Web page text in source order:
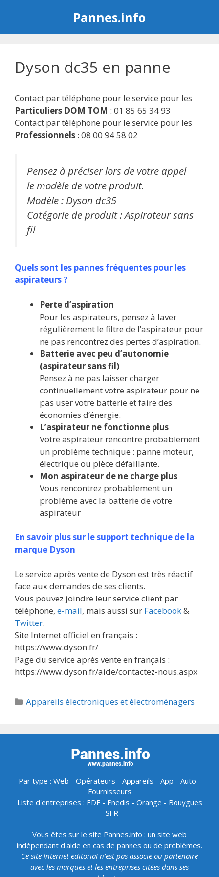
Pannes.info
Dyson dc35 en panne
Contact par téléphone pour le service pour les
Particuliers DOM TOM : 01 85 65 34 93
Contact par téléphone pour le service pour les
Professionnels : 08 00 94 58 02
Pensez à préciser lors de votre appel
le modèle de votre produit.
Modèle : Dyson dc35
Catégorie de produit : Aspirateur sans
fil
Quels sont les pannes fréquentes pour les
aspirateurs ?
Perte d’aspiration
Pour les aspirateurs, pensez à laver
régulièrement le filtre de l’aspirateur pour
ne pas rencontrez des pertes d’aspiration.
Batterie avec peu d’autonomie
(aspirateur sans fil)
Pensez à ne pas laisser charger
continuellement votre aspirateur pour ne
pas user votre batterie et faire des
économies d’énergie.
L’aspirateur ne fonctionne plus
Votre aspirateur rencontre probablement
un problème technique : panne moteur,
électrique ou pièce défaillante.
Mon aspirateur de ne charge plus
Vous rencontrez probablement un
problème avec la batterie de votre
aspirateur
En savoir plus sur le support technique de la
marque Dyson
Le service après vente de Dyson est très réactif
face aux demandes de ses clients.
Vous pouvez joindre leur service client par
téléphone, e-mail, mais aussi sur Facebook&
Twitter.
Site Internet officiel en français :
https://www.dyson.fr/
Page du service après vente en français :
https://www.dyson.fr/aide/contactez-nous.aspx
Catégories
Appareils électroniques et électroménagers
Par type : Web - Opérateurs - Appareils - App - Auto -
Fournisseurs
Liste d'entreprises : EDF- Enedis - Orange - Bouygues
- SFR
Vous êtes sur le site Pannes.info : un site web
indépendant d'aide en cas de pannes ou de problèmes.
Ce site Internet éditorial n'est pas associé ou partenaire
avec les marques et les entreprises citées dans ses